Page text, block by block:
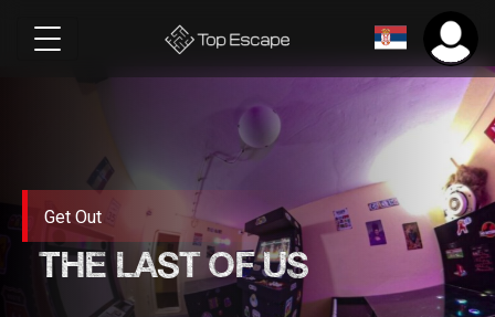
Get Out
THE LAST OF US